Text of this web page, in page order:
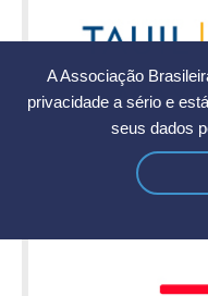
A Associação
privacidade a sério e
seus dados